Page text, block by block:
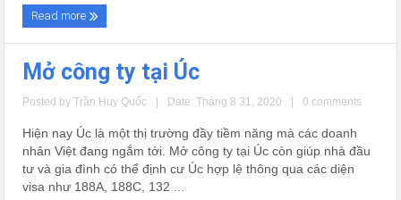
Read more
Mở công ty tại Úc
Posted byTrần Huy Quốc Date: Tháng 8 31, 2020 0 comments
Hiện nay Úc là một thị trường đầy tiềm năng mà các doanh
nhân Việt đang ngắm tới. Mở công ty tại Úc còn giúp nhà đầu
tư và gia đình có thể định cư Úc hợp lệ thông qua các diện
visa như 188A, 188C, 132 ...